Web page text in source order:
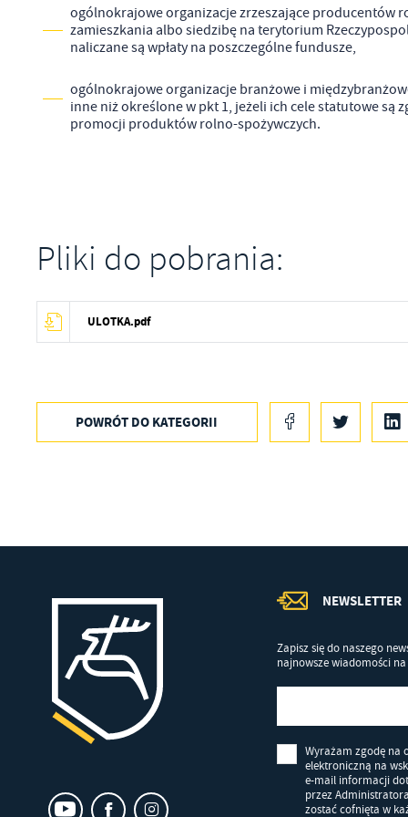
ogólnokrajowe organizacje zrzeszające producentów
zamieszkania albo siedzibę na terytorium
naliczane są wpłaty na poszczególne fundusze,
ogólnokrajowe organizacje branżowe i
inne niż określone w pkt 1, jeżeli ich cele statutowe są
promocji produktów rolno-spożywczych.
Pliki do pobrania:
ULOTKA.pdf
POWRÓT DO KATEGORII
NEWSLETTER
Zapisz się do naszego
najnowsze wiadomości
Wyrażam zgodę na
elektroniczną na
e-mail informacji
przez
zostać cofnięta w